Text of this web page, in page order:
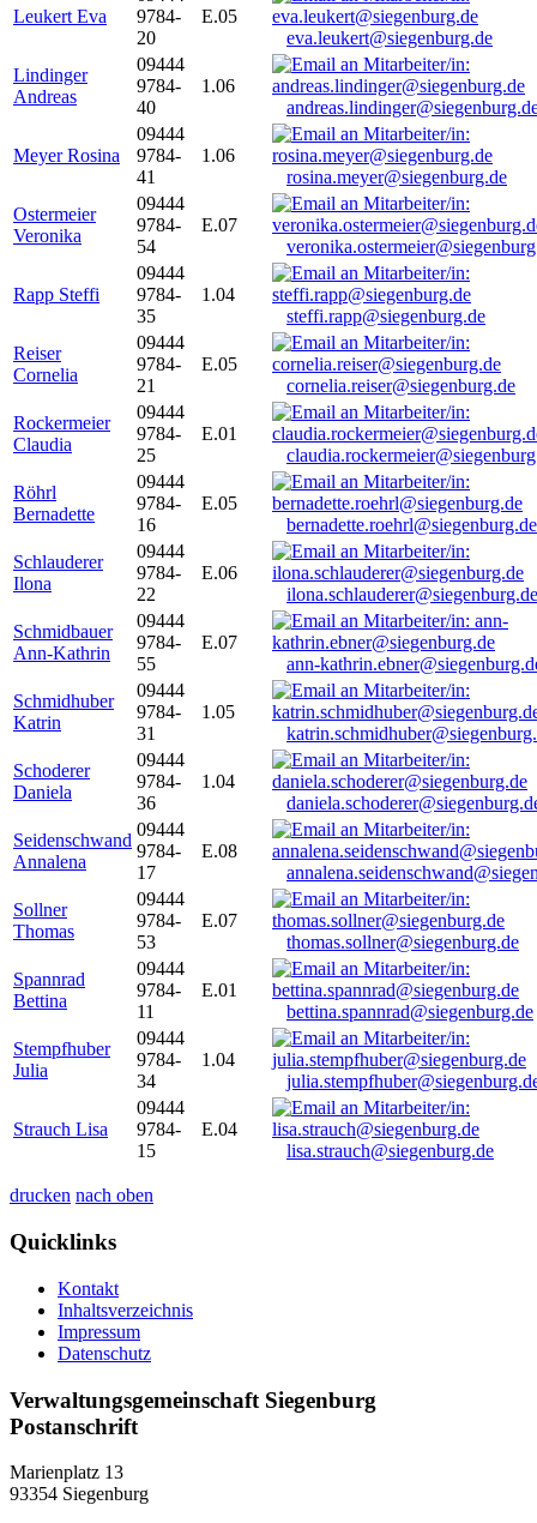
Leukert Eva
9784-
20
E.05
eva.leukert@siegenburg.de
Lindinger
Andreas
09444
9784-
40
1.06
Meyer Rosina
09444
9784-
41
1.06
rosina.meyer@siegenburg.de
Ostermeier
Veronika
09444
9784-
54
E.07
Rapp Steffi
09444
9784-
35
1.04
steffi.rapp@siegenburg.de
Reiser
Cornelia
09444
9784-
21
E.05
cornelia.reiser@siegenburg.de
Rockermeier
Claudia
09444
9784-
25
E.01
Röhrl
Bernadette
09444
9784-
16
E.05
bernadette.roehrl@siegenburg.de
Schlauderer
Ilona
09444
9784-
22
E.06
ilona.schlauderer@siegenburg.de
Schmidbauer
Ann-Kathrin
09444
9784-
55
E.07
ann-
Schmidhuber
Katrin
09444
9784-
31
1.05
Schoderer
Daniela
09444
9784-
36
1.04
Seidenschwand
Annalena
09444
9784-
17
E.08
Sollner
Thomas
09444
9784-
53
E.07
thomas.sollner@siegenburg.de
Spannrad
Bettina
09444
9784-
11
E.01
bettina.spannrad@siegenburg.de
Stempfhuber
Julia
09444
9784-
34
1.04
Strauch Lisa
09444
9784-
15
E.04
lisa.strauch@siegenburg.de
drucken nach oben
Quicklinks
Kontakt
Inhaltsverzeichnis
Impressum
Datenschutz
Verwaltungsgemeinschaft Siegenburg
Postanschrift
Marienplatz 13
93354 Siegenburg